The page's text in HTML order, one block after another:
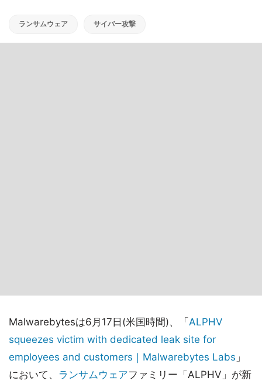
ランサムウェア サイバー攻撃
Malwarebytesは6月17日(米国時間)、「 ALPHV
squeezes victim with dedicated leak site for
employees and customers｜Malwarebytes Labs 」
において、 ランサムウェアファミリー「ALPHV」が新